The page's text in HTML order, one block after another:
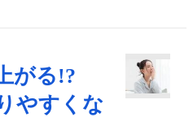
がる!?
やすくな